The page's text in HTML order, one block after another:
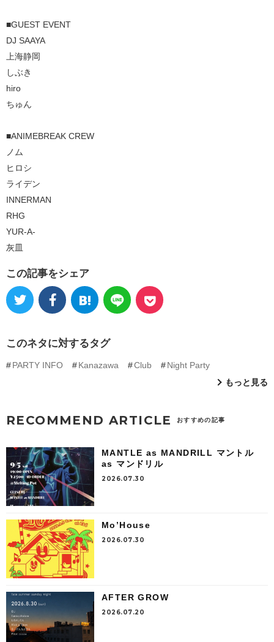
■GUEST EVENT
DJ SAAYA
上海静岡
しぶき
hiro
ちゅん
■ANIMEBREAK CREW
ノム
ヒロシ
ライデン
INNERMAN
RHG
YUR-A-
灰皿
この記事をシェア
このネタに対するタグ
PARTY INFO Kanazawa Club
Night Party
もっと見る
RECOMMEND ARTICLE おすすめの記事
MANTLE as MANDRILL マントル
as マンドリル
2026.07.30
Mo’House
2026.07.30
AFTER GROW
2026.07.20